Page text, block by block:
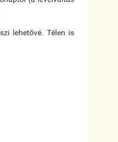
lehetővé. Télen is